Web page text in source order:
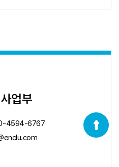
업부
4594-6767